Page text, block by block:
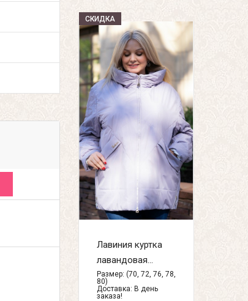
СКИДКА
Лавиния куртка
лавандовая...
Размер: (70, 72, 76, 78,
80)
Доставка: В день
заказа!